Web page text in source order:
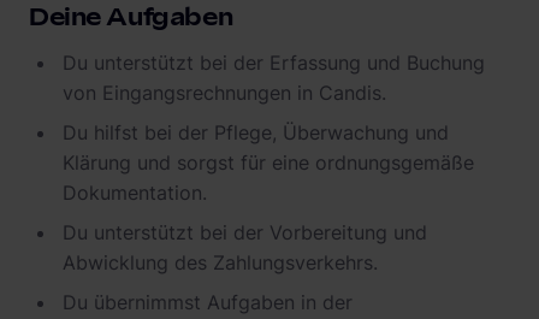
Deine Aufgaben
Du unterstützt bei der Erfassung und Buchung
von Eingangsrechnungen in Candis.
Du hilfst bei der Pflege, Überwachung und
Klärung und sorgst für eine ordnungsgemäße
Dokumentation.
Du unterstützt bei der Vorbereitung und
Abwicklung des Zahlungsverkehrs.
Du übernimmst Aufgaben in der